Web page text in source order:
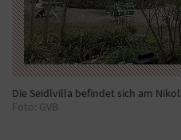
Die Seidlvilla befindet sich am
Foto: GVB